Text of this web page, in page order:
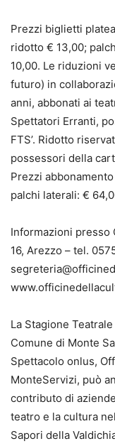
Prezzi biglietti
ridotto € 13,00;
10,00. Le riduzioni
futuro) in
anni, abbonati ai
Spettatori Erranti,
FTS’. Ridotto
possessori della
Prezzi
palchi laterali: €
Informazioni presso
16, Arezzo – tel.
La Stagione
Comune di Monte
Spettacolo onlus,
MonteServizi, può
contributo di
teatro e la cultura
Sapori della